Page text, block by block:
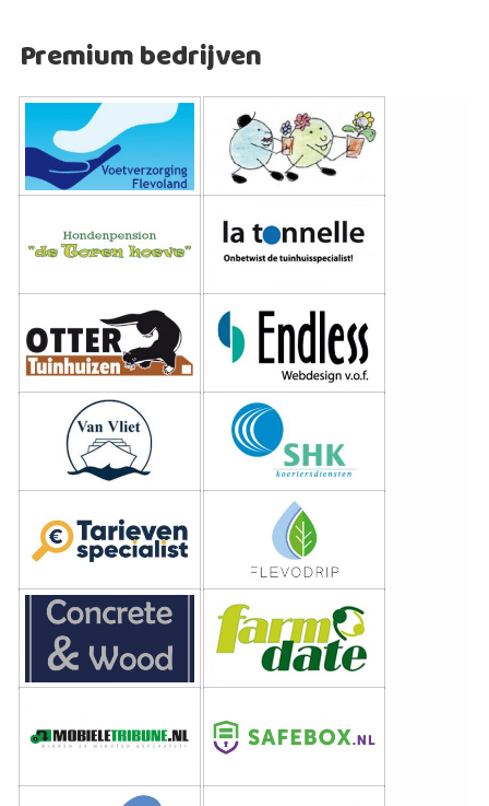
Premium bedrijven